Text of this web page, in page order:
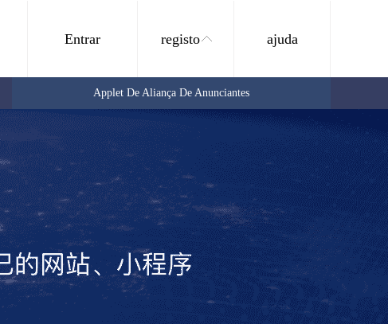
ajuda
registo
Entrar
Applet De Aliança De Anunciantes